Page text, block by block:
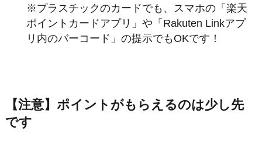
※プラスチックのカードでも、スマホの「楽天
ポイントカードアプリ」や「Rakuten Linkアプ
リ内のバーコード」の提示でもOKです！
【注意】ポイントがもらえるのは少し先
です